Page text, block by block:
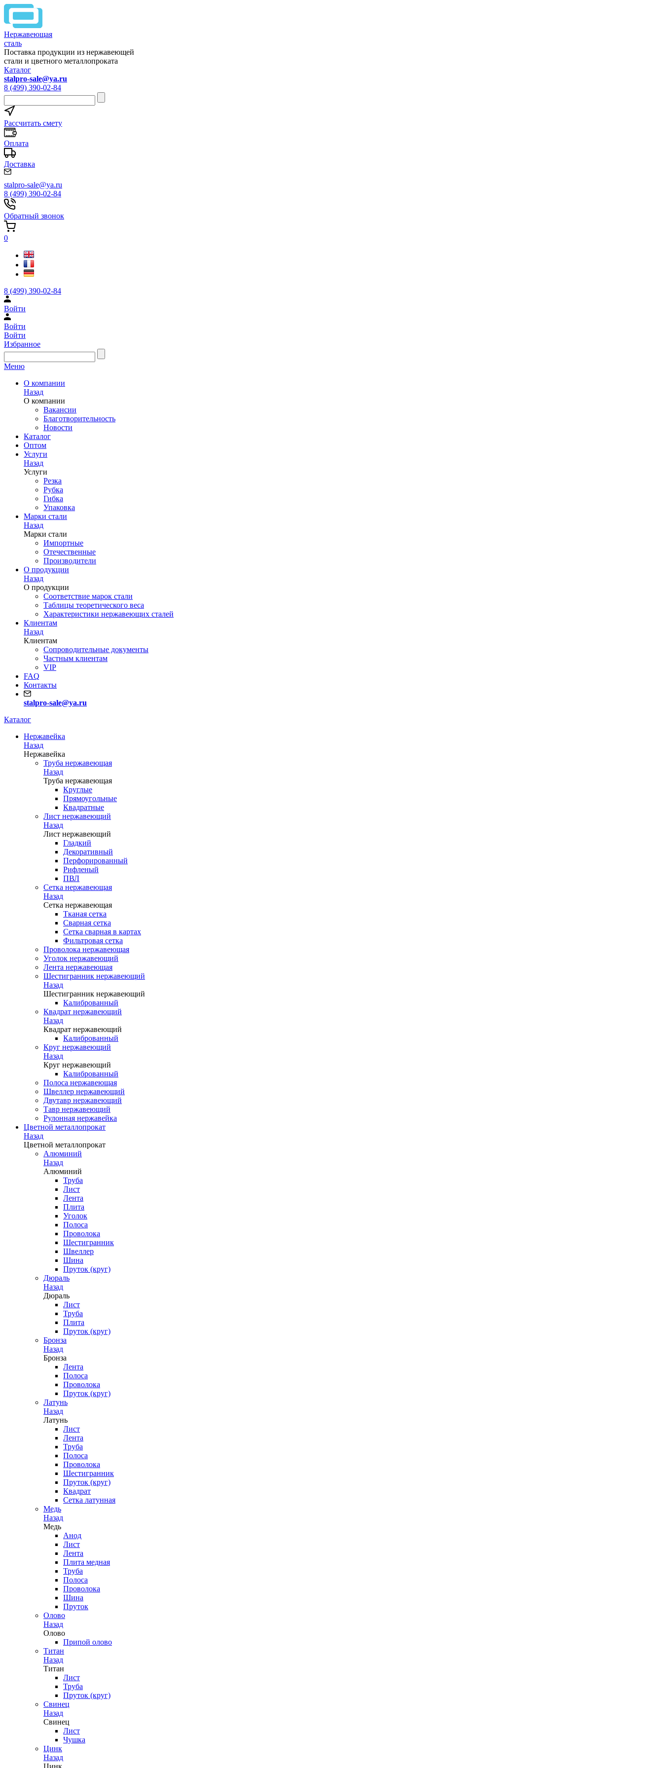
Нержавеющая
сталь
Поставка продукции из нержавеющей
стали и цветного металлопроката
Каталог
stalpro-sale@ya.ru
8 (499) 390-02-84
Рассчитать смету
Оплата
Доставка
stalpro-sale@ya.ru
8 (499) 390-02-84
Обратный звонок
0
8 (499) 390-02-84
Войти
Войти
Войти
Избранное
Меню
О компании
Назад
О компании
Вакансии
Благотворительность
Новости
Каталог
Оптом
Услуги
Назад
Услуги
Резка
Рубка
Гибка
Упаковка
Марки стали
Назад
Марки стали
Импортные
Отечественные
Производители
О продукции
Назад
О продукции
Соответствие марок стали
Таблицы теоретического веса
Характеристики нержавеющих сталей
Клиентам
Назад
Клиентам
Сопроводительные документы
Частным клиентам
VIP
FAQ
Контакты
stalpro-sale@ya.ru
Каталог
Нержавейка
Назад
Нержавейка
Труба нержавеющая
Назад
Труба нержавеющая
Круглые
Прямоугольные
Квадратные
Лист нержавеющий
Назад
Лист нержавеющий
Гладкий
Декоративный
Перфорированный
Рифленый
ПВЛ
Сетка нержавеющая
Назад
Сетка нержавеющая
Тканая сетка
Сварная сетка
Сетка сварная в картах
Фильтровая сетка
Проволока нержавеющая
Уголок нержавеющий
Лента нержавеющая
Шестигранник нержавеющий
Назад
Шестигранник нержавеющий
Калиброванный
Квадрат нержавеющий
Назад
Квадрат нержавеющий
Калиброванный
Круг нержавеющий
Назад
Круг нержавеющий
Калиброванный
Полоса нержавеющая
Швеллер нержавеющий
Двутавр нержавеющий
Тавр нержавеющий
Рулонная нержавейка
Цветной металлопрокат
Назад
Цветной металлопрокат
Алюминий
Назад
Алюминий
Труба
Лист
Лента
Плита
Уголок
Полоса
Проволока
Шестигранник
Швеллер
Шина
Пруток (круг)
Дюраль
Назад
Дюраль
Лист
Труба
Плита
Пруток (круг)
Бронза
Назад
Бронза
Лента
Полоса
Проволока
Пруток (круг)
Латунь
Назад
Латунь
Лист
Лента
Труба
Полоса
Проволока
Шестигранник
Пруток (круг)
Квадрат
Сетка латунная
Медь
Назад
Медь
Анод
Лист
Лента
Плита медная
Труба
Полоса
Проволока
Шина
Пруток
Олово
Назад
Олово
Припой олово
Титан
Назад
Титан
Лист
Труба
Пруток (круг)
Свинец
Назад
Свинец
Лист
Чушка
Цинк
Назад
Цинк